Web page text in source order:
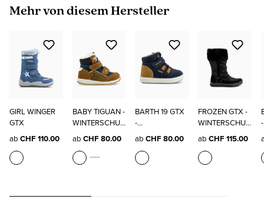
Produktgalerie überspringen
Mehr von diesem Hersteller
GIRL WINGER
GTX
ab CHF 110.00
BABY TIGUAN -
WINTERSCHUH
ab CHF 80.00
BARTH 19 GTX
-
WINTERSCHUH
E
abCHF 80.00
FROZEN GTX -
WINTERSCHUH
ab CHF 115.00
-